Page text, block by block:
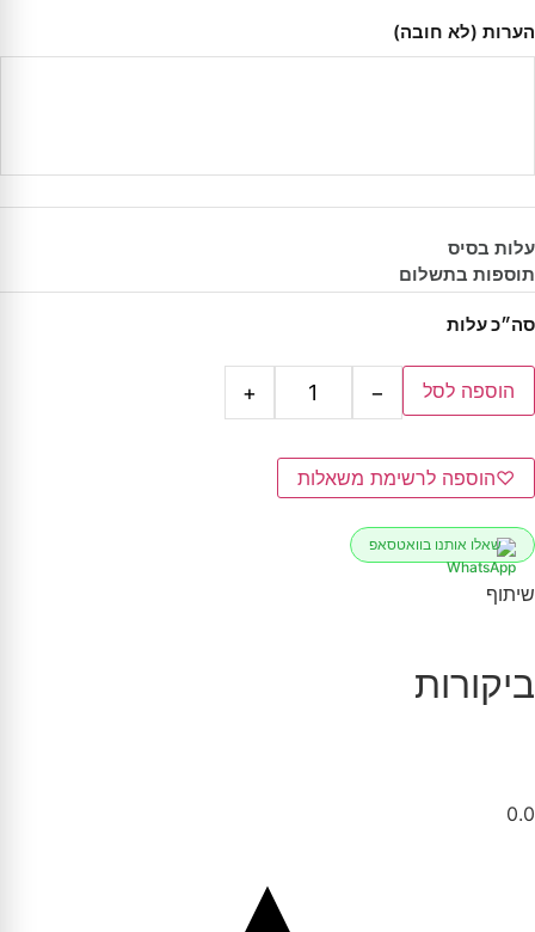
הערות (לא חובה)
עלות בסיס
תוספות בתשלום
סה״כ עלות
−
+ הוספה לסל
♡הוספה לרשימת משאלות
שאלו אותנו בוואטסאפ
שיתוף
ביקורות
0.0